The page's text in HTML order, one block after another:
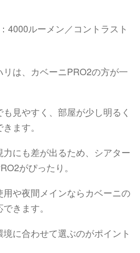
：4000ルーメン／コントラスト
は、カベーニPRO2の方が一
見やすく、部屋が少し明るく
ます。
にも差が出るため、シアター
がぴったり。
や夜間メインならカベーニの
きます。
に合わせて選ぶのがポイント